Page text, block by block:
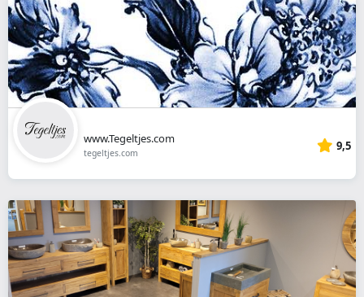
www.Tegeltjes.com
tegeltjes.com 9,5